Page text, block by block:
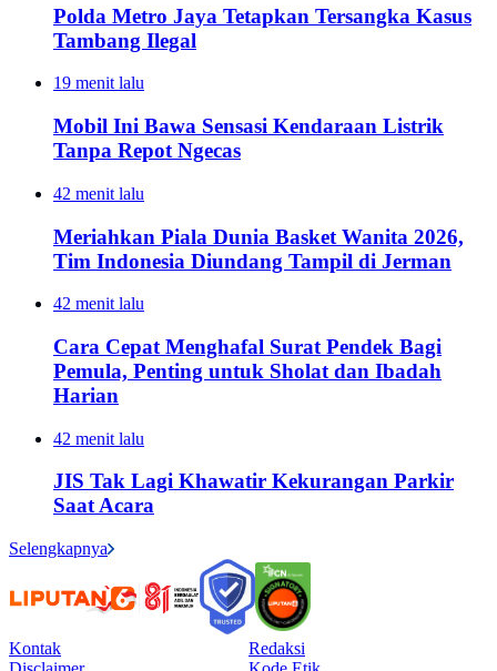
Polda Metro Jaya Tetapkan Tersangka Kasus
Tambang Ilegal
19 menit lalu
Mobil Ini Bawa Sensasi Kendaraan Listrik
Tanpa Repot Ngecas
42 menit lalu
Meriahkan Piala Dunia Basket Wanita 2026,
Tim Indonesia Diundang Tampil di Jerman
42 menit lalu
Cara Cepat Menghafal Surat Pendek Bagi
Pemula, Penting untuk Sholat dan Ibadah
Harian
42 menit lalu
JIS Tak Lagi Khawatir Kekurangan Parkir
Saat Acara
Selengkapnya
Kontak
Redaksi